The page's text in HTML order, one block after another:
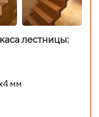
лестницы:
мм